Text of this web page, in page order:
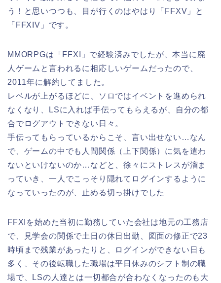
う！と思いつつも、目が行くのはやはり「FFXV」と
「FFXIV」です。
MMORPGは「FFXI」で経験済みでしたが、本当に廃
人ゲームと言われるに相応しいゲームだったので、
2011年に解約してました。
レベルが上がるほどに、ソロではイベントを進められ
なくなり、LSに入れば手伝ってもらえるが、自分の都
合でログアウトできない日々。
手伝ってもらっているからこそ、言い出せない…なん
で、ゲームの中でも人間関係（上下関係）に気を遣わ
ないといけないのか…などと、徐々にストレスが溜ま
っていき、一人でこっそり隠れてログインするように
なっていったのが、止める切っ掛けでした
FFXIを始めた当初に勤務していた会社は地元の工務店
で、見学会の関係で土日の休日出勤、図面の修正で23
時頃まで残業があったりと、ログインができない日も
多く、その後転職した職場は平日休みのシフト制の職
場で、LSの人達とは一切都合が合わなくなったのも大